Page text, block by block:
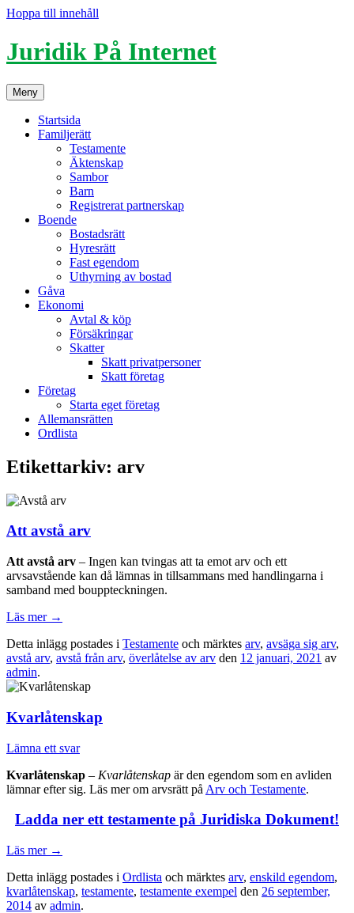
Hoppa till innehåll
Juridik På Internet
Meny
Startsida
Familjerätt
Testamente
Äktenskap
Sambor
Barn
Registrerat partnerskap
Boende
Bostadsrätt
Hyresrätt
Fast egendom
Uthyrning av bostad
Gåva
Ekonomi
Avtal & köp
Försäkringar
Skatter
Skatt privatpersoner
Skatt företag
Företag
Starta eget företag
Allemansrätten
Ordlista
Etikettarkiv: arv
Att avstå arv
Att avstå arv – Ingen kan tvingas att ta emot arv och ett
arvsavstående kan då lämnas in tillsammans med handlingarna i
samband med bouppteckningen.
Läs mer →
Detta inlägg postades i Testamente och märktes arv, avsäga sig arv,
avstå arv, avstå från arv, överlåtelse av arv den 12 januari, 2021 av
admin.
Kvarlåtenskap
Lämna ett svar
Kvarlåtenskap – Kvarlåtenskap är den egendom som en avliden
lämnar efter sig. Läs mer om arvsrätt på Arv och Testamente.
Ladda ner ett testamente på Juridiska Dokument!
Läs mer →
Detta inlägg postades i Ordlista och märktes arv, enskild egendom,
kvarlåtenskap, testamente, testamente exempel den 26 september,
2014 av admin.